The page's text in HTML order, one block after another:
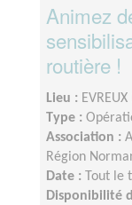
Animez
routière !
Lieu :
Type :
Association :
Région
Date :
Tout le
Disponibilité